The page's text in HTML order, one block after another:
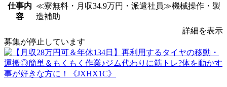
仕事内
容
≪寮無料・月収34.9万円・派遣社員≫機械操作・製
造補助
詳細を表示
募集が停止しています